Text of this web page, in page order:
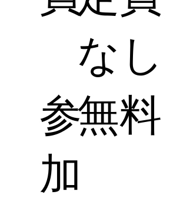
参
加
なし
無料